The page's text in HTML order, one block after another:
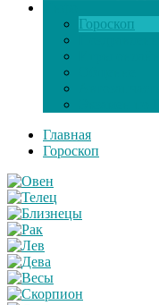
Гороскоп
Главная
Гороскоп